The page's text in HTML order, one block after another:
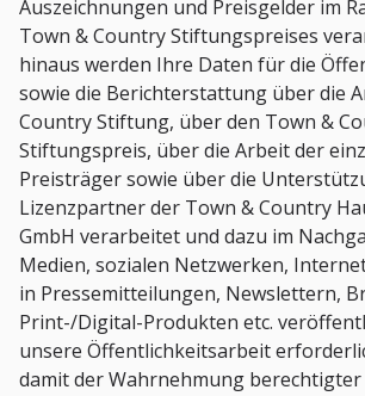
Auszeichnungen und Preisgelder im
Town & Country Stiftungspreises
hinaus werden Ihre Daten für die
sowie die Berichterstattung über die
Country Stiftung, über den Town &
Stiftungspreis, über die Arbeit der
Preisträger sowie über die
Lizenzpartner der Town & Country
GmbH verarbeitet und dazu im
Medien, sozialen Netzwerken,
in Pressemitteilungen, Newslettern,
Print-/Digital-Produkten etc.
unsere Öffentlichkeitsarbeit
damit der Wahrnehmung